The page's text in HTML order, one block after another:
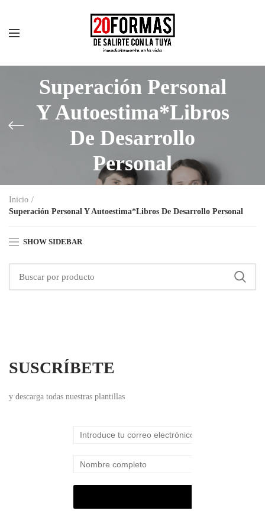
Superación Personal
Y Autoestima*Libros
De Desarrollo
Personal
Inicio
Superación Personal Y Autoestima*Libros De Desarrollo Personal
SHOW SIDEBAR
SUSCRÍBETE
y descarga todas nuestras plantillas